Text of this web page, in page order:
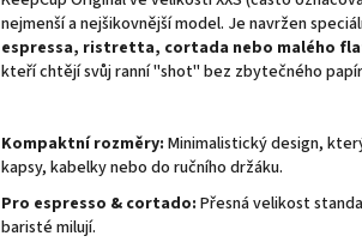
nejmenší a nejšikovnější model. Je navržen
espressa, ristretta, cortada nebo malého
kteří chtějí svůj ranní "shot" bez zbytečného
Kompaktní rozměry: Minimalistický design,
kapsy, kabelky nebo do ručního držáku.
Pro espresso & cortado: Přesná velikost
baristé milují.